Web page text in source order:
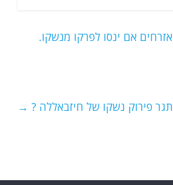
אם ינסו לפרקו מנשקו.
פירוק נשקו של חיזבאללה ? →